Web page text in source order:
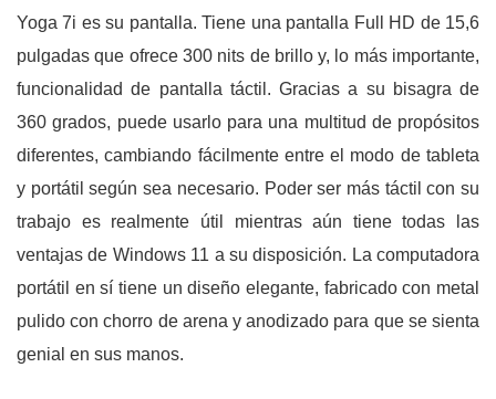
Yoga 7i es su pantalla. Tiene una pantalla Full HD de 15,6
pulgadas que ofrece 300 nits de brillo y, lo más importante,
funcionalidad de pantalla táctil. Gracias a su bisagra de
360 ​​grados, puede usarlo para una multitud de propósitos
diferentes, cambiando fácilmente entre el modo de tableta
y portátil según sea necesario. Poder ser más táctil con su
trabajo es realmente útil mientras aún tiene todas las
ventajas de Windows 11 a su disposición. La computadora
portátil en sí tiene un diseño elegante, fabricado con metal
pulido con chorro de arena y anodizado para que se sienta
genial en sus manos.